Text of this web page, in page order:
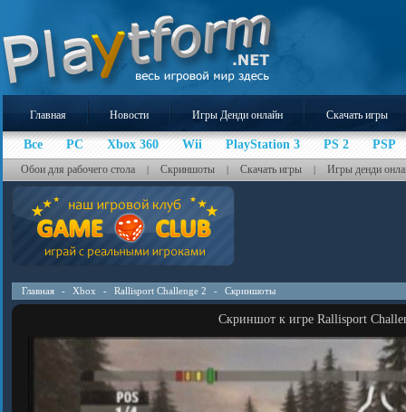
Главная Новости Игры Денди онлайн Скачать игры
Все PC Xbox 360 Wii PlayStation 3 PS 2 PSP
Обои для рабочего стола | Скриншоты | Скачать игры | Игры денди
Главная - Xbox - Rallisport Challenge 2 - Скриншоты
Скриншот к игре Rallisport